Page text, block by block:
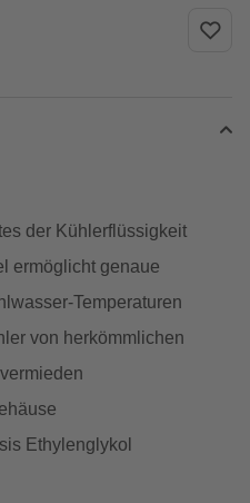
der Kühlerflüssigkeit
ermöglicht genaue
Temperaturen
von herkömmlichen
Ethylenglykol